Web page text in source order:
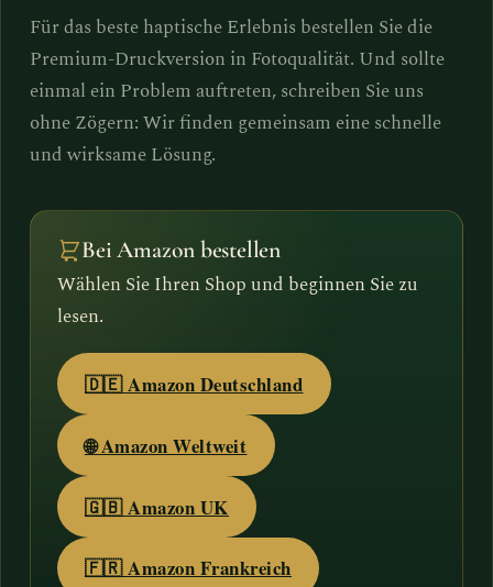
Für das beste haptische Erlebnis bestellen Sie die
Premium-Druckversion in Fotoqualität. Und sollte
einmal ein Problem auftreten, schreiben Sie uns
ohne Zögern: Wir finden gemeinsam eine schnelle
und wirksame Lösung.
Bei Amazon bestellen
Wählen Sie Ihren Shop und beginnen Sie zu
lesen.
🇩🇪 Amazon Deutschland
🌐 Amazon Weltweit
🇬🇧 Amazon UK
🇫🇷 Amazon Frankreich